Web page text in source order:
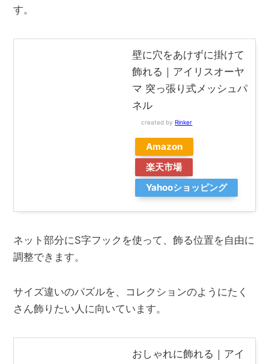
す。
壁に穴をあけずに掛けて
飾れる｜アイリスオーヤ
マ 突っ張り式メッシュパ
ネル
created byRinker
Amazon
楽天市場
Yahooショッピング
ネット部分にS字フックを使って、飾る位置を自由に
調整できます。
サイズ違いのパズルを、コレクションのようにたく
さん飾りたい人に向いています。
おしゃれに飾れる｜アイ